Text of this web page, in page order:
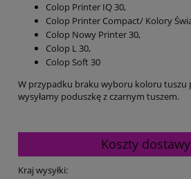
Colop Printer IQ 30,
Colop Printer Compact/ Kolory
Colop Nowy Printer 30,
Colop L 30,
Colop Soft 30
W przypadku braku wyboru koloru tuszu
wysyłamy poduszkę z czarnym tuszem.
Koszty dostawy
Cena nie zawiera ewentualnych
Kraj wysyłki: